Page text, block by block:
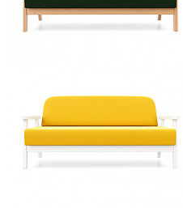
Прихожая
Вешалки напольные
Консоли
Наборы в прихожую
Обувницы
Прихожая Вилия-М
Скамьи и банкетки